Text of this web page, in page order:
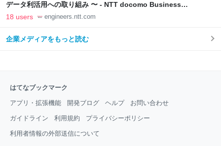
データ利活用への取り組み 〜 - NTT docomo Business
Engineers' Blog
18 users engineers.ntt.com
企業メディアをもっと読む
はてなブックマーク
アプリ・拡張機能 開発ブログ ヘルプ お問い合わせ
ガイドライン 利用規約 プライバシーポリシー
利用者情報の外部送信について